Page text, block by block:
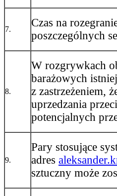
7.
Czas na
poszczególnych
8.
W rozgrywkach
barażowych
z zastrzeżeniem,
uprzedzania
potencjalnych
9.
Pary stosujące
adres
sztuczny może